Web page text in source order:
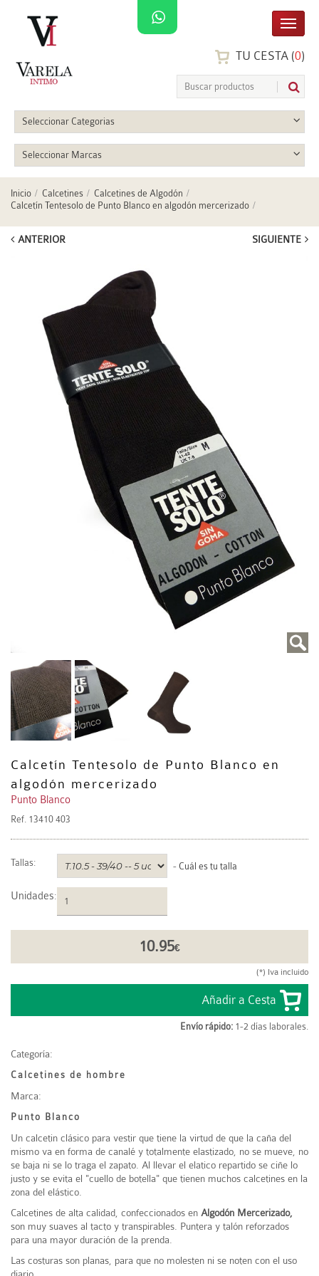
TU CESTA (0)
Seleccionar Categorias
Seleccionar Marcas
Inicio Calcetines
Calcetines de Algodón
Calcetín Tentesolo de Punto Blanco en algodón mercerizado
ANTERIOR SIGUIENTE
Calcetín Tentesolo de Punto Blanco en
algodón mercerizado
Punto Blanco
Ref. 13410 403
Tallas: - Cuál es tu talla
Unidades:
10.95€
(*) Iva incluido
Envío rápido: 1-2 días laborales.
Categoría:
Calcetines de hombre
Marca:
Punto Blanco
Un calcetin clásico para vestir que tiene la virtud de que la caña del
mismo va en forma de canalé y totalmente elastizado, no se mueve, no
se baja ni se lo traga el zapato. Al llevar el elatico repartido se ciñe lo
justo y se evita el "cuello de botella" que tienen muchos calcetines en la
zona del elástico.
Calcetines de alta calidad, confeccionados en Algodón Mercerizado,
son muy suaves al tacto y transpirables. Puntera y talón reforzados
para una mayor duración de la prenda.
Las costuras son planas, para que no molesten ni se noten con el uso